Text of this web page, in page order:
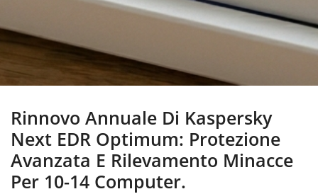
Rinnovo Annuale Di Kaspersky
Next EDR Optimum: Protezione
Avanzata E Rilevamento Minacce
Per 10-14 Computer.